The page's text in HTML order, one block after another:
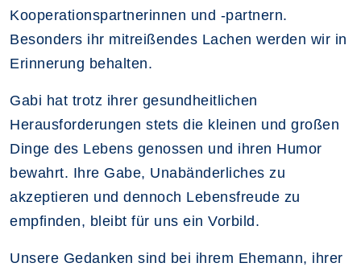
Kooperationspartnerinnen und -partnern.
Besonders ihr mitreißendes Lachen werden wir in
Erinnerung behalten.
Gabi hat trotz ihrer gesundheitlichen
Herausforderungen stets die kleinen und großen
Dinge des Lebens genossen und ihren Humor
bewahrt. Ihre Gabe, Unabänderliches zu
akzeptieren und dennoch Lebensfreude zu
empfinden, bleibt für uns ein Vorbild.
Unsere Gedanken sind bei ihrem Ehemann, ihrer